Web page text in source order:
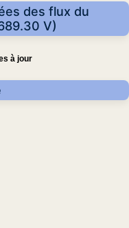
des flux du
V)
à jour